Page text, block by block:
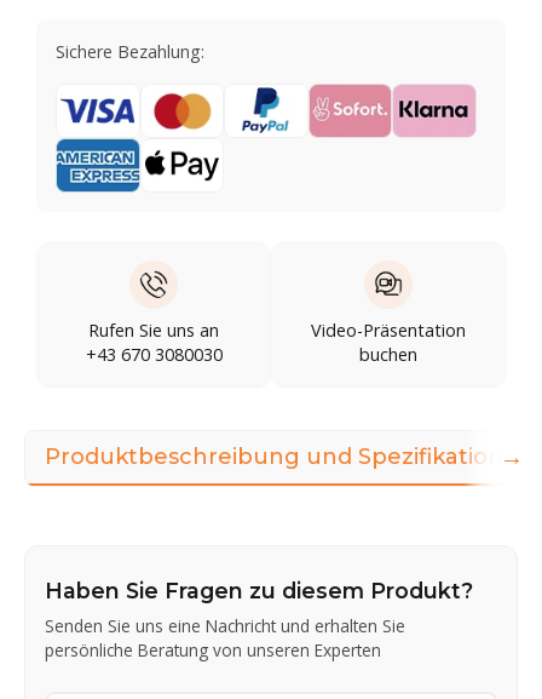
Sichere Bezahlung:
Rufen Sie uns an
+43 670 3080030
Video-Präsentation
buchen
Produktbeschreibung und Spezifikationen
Haben Sie Fragen zu diesem Produkt?
Senden Sie uns eine Nachricht und erhalten Sie
persönliche Beratung von unseren Experten
→